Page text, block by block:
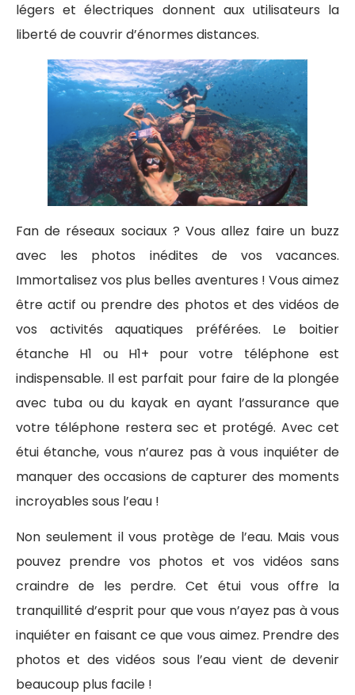
légers et électriques donnent aux utilisateurs la
liberté de couvrir d’énormes distances.
Fan de réseaux sociaux ? Vous allez faire un buzz
avec les photos inédites de vos vacances.
Immortalisez vos plus belles aventures ! Vous aimez
être actif ou prendre des photos et des vidéos de
vos activités aquatiques préférées. Le boitier
étanche H1 ou H1+ pour votre téléphone est
indispensable. Il est parfait pour faire de la plongée
avec tuba ou du kayak en ayant l’assurance que
votre téléphone restera sec et protégé. Avec cet
étui étanche, vous n’aurez pas à vous inquiéter de
manquer des occasions de capturer des moments
incroyables sous l’eau !
Non seulement il vous protège de l’eau. Mais vous
pouvez prendre vos photos et vos vidéos sans
craindre de les perdre. Cet étui vous offre la
tranquillité d’esprit pour que vous n’ayez pas à vous
inquiéter en faisant ce que vous aimez. Prendre des
photos et des vidéos sous l’eau vient de devenir
beaucoup plus facile !